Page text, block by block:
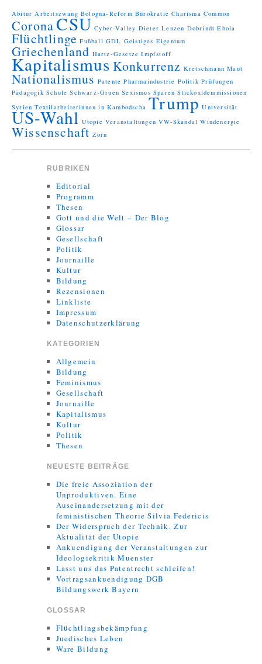
Abitur Arbeitszwang Bologna-Reform Bürokratie Charisma Common
CoronaCSU Cyber-Valley Dieter Lenzen Dobrindt Ebola
Flüchtlinge Fußball GDL Geistiges Eigentum
Griechenland Hartz-Gesetze Impfstoff
Kapitalismus Konkurrenz Kretschmann Maut
Nationalismus Patente Pharmaindustrie Politik Prüfungen
Pädagogik Schule Schwarz-Gruen Sexismus Sparen Stickoxidemmissionen
Syrien Textilarbeiterinnen in Kambodscha Trump Universität
US-Wahl Utopie Veranstaltungen VW-Skandal Windenergie
Wissenschaft Zorn
RUBRIKEN
Editorial
Programm
Thesen
Gott und die Welt – Der Blog
Glossar
Gesellschaft
Politik
Journaille
Kultur
Bildung
Rezensionen
Linkliste
Impressum
Datenschutzerklärung
KATEGORIEN
Allgemein
Bildung
Feminismus
Gesellschaft
Journaille
Kapitalismus
Kultur
Politik
Thesen
NEUESTE BEITRÄGE
Die freie Assoziation der
Unproduktiven. Eine
Auseinandersetzung mit der
feministischen Theorie Silvia Federicis
Der Widerspruch der Technik. Zur
Aktualität der Utopie
Ankuendigung der Veranstaltungen zur
Ideologiekritik Muenster
Lasst uns das Patentrecht schleifen!
Vortragsankuendigung DGB
Bildungswerk Bayern
GLOSSAR
Flüchtlingsbekämpfung
Juedisches Leben
Ware Bildung